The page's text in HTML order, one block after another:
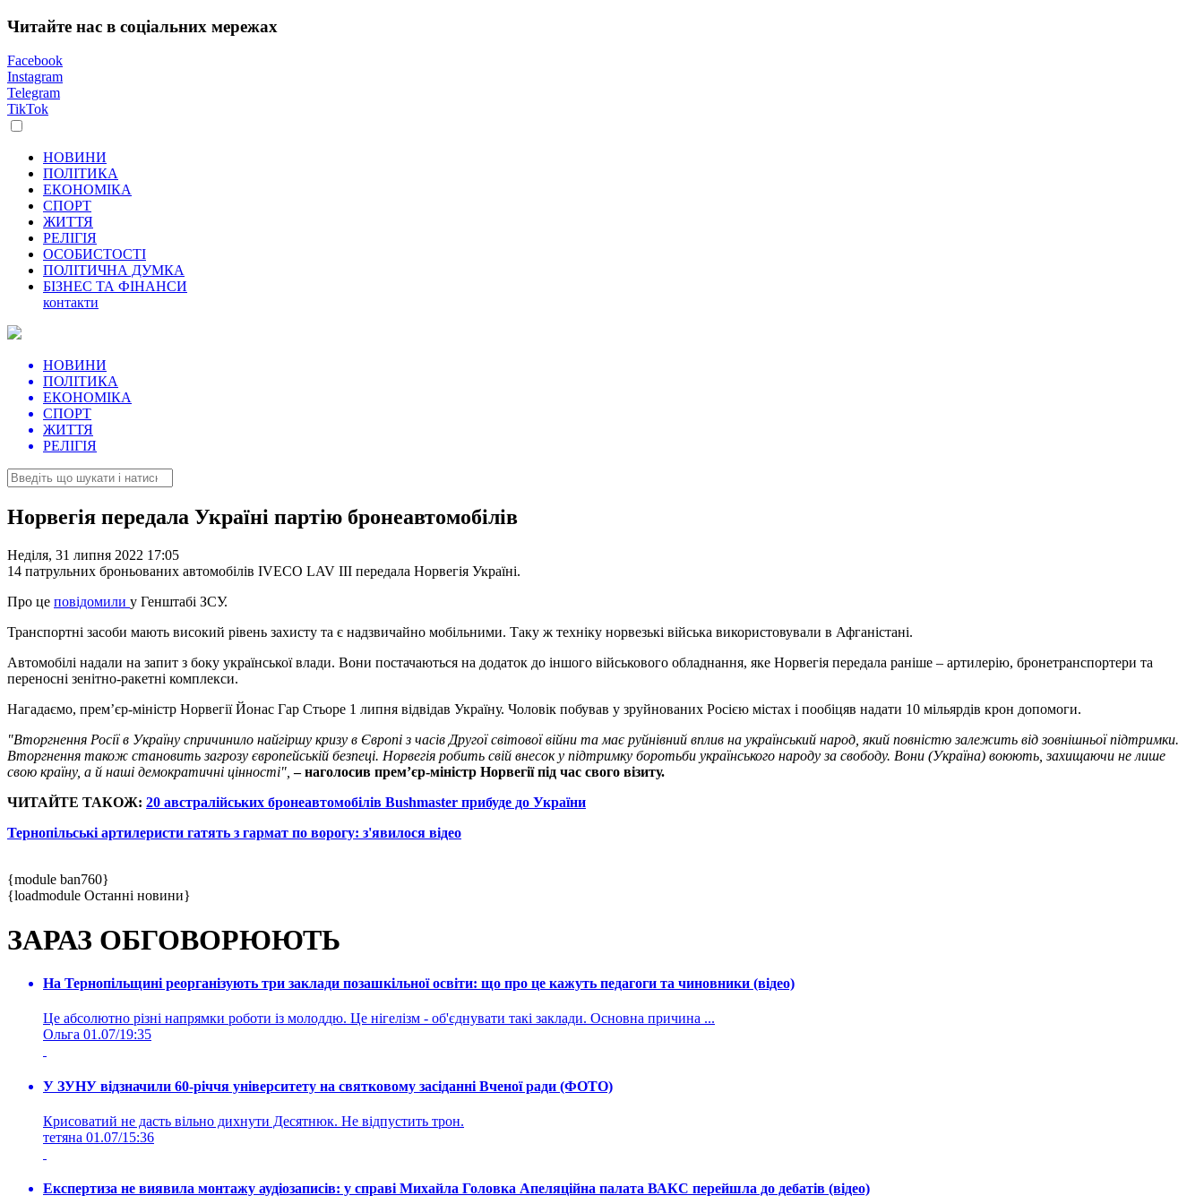
Читайте нас в соціальних мережах
Facebook
Instagram
Telegram
TikTok
НОВИНИ
ПОЛІТИКА
ЕКОНОМІКА
СПОРТ
ЖИТТЯ
РЕЛІГІЯ
ОСОБИСТОСТІ
ПОЛІТИЧНА ДУМКА
БІЗНЕС ТА ФІНАНСИ
контакти
НОВИНИ
ПОЛІТИКА
ЕКОНОМІКА
СПОРТ
ЖИТТЯ
РЕЛІГІЯ
Норвегія передала Україні партію бронеавтомобілів
Неділя, 31 липня 2022 17:05
14 патрульних броньованих автомобілів IVECO LAV III передала Норвегія Україні.
Про це повідомили у Генштабі ЗСУ.
Транспортні засоби мають високий рівень захисту та є надзвичайно мобільними. Таку ж техніку норвезькі війська використовували в Афганістані.
Автомобілі надали на запит з боку української влади. Вони постачаються на додаток до іншого військового обладнання, яке Норвегія передала раніше – артилерію, бронетранспортери та
переносні зенітно-ракетні комплекси.
Нагадаємо, прем’єр-міністр Норвегії Йонас Гар Стьоре 1 липня відвідав Україну. Чоловік побував у зруйнованих Росією містах і пообіцяв надати 10 мільярдів крон допомоги.
"Вторгнення Росії в Україну спричинило найгіршу кризу в Європі з часів Другої світової війни та має руйнівний вплив на український народ, який повністю залежить від зовнішньої підтримки.
Вторгнення також становить загрозу європейській безпеці. Норвегія робить свій внесок у підтримку боротьби українського народу за свободу. Вони (Україна) воюють, захищаючи не лише
свою країну, а й наші демократичні цінності", – наголосив прем’єр-міністр Норвегії під час свого візиту.
ЧИТАЙТЕ ТАКОЖ: 20 австралійських бронеавтомобілів Bushmaster прибуде до України
Тернопільські артилеристи гатять з гармат по ворогу: з'явилося відео
{module ban760}
{loadmodule Останні новини}
ЗАРАЗ ОБГОВОРЮЮТЬ
На Тернопільщині реорганізують три заклади позашкільної освіти: що про це кажуть педагоги та чиновники (відео)
Це абсолютно різні напрямки роботи із молоддю. Це нігелізм - об'єднувати такі заклади. Основна причина ...
Ольга 01.07/19:35
У ЗУНУ відзначили 60-річчя університету на святковому засіданні Вченої ради (ФОТО)
Крисоватий не дасть вільно дихнути Десятнюк. Не відпустить трон.
тетяна 01.07/15:36
Експертиза не виявила монтажу аудіозаписів: у справі Михайла Головка Апеляційна палата ВАКС перейшла до дебатів (відео)